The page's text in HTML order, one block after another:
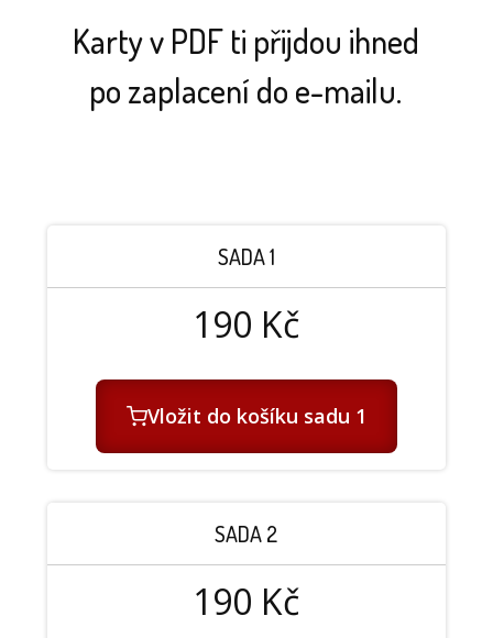
Karty v PDF ti přijdou ihned
po zaplacení do e-mailu.
SADA 1
190 Kč
Vložit do košíku sadu 1
SADA 2
190 Kč